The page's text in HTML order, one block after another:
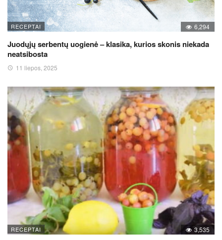
RECEPTAI 6,294
Juodųjų serbentų uogienė – klasika, kurios skonis niekada
neatsibosta
11 liepos, 2025
RECEPTAI 3,535